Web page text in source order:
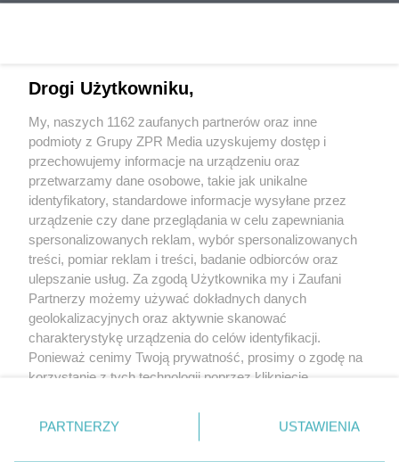
sprzettv@grupazpr.pl
+48 781 818
293
Drogi Użytkowniku,
My, naszych 1162 zaufanych partnerów oraz inne
podmioty z Grupy ZPR Media uzyskujemy dostęp i
przechowujemy informacje na urządzeniu oraz
przetwarzamy dane osobowe, takie jak unikalne
identyfikatory, standardowe informacje wysyłane przez
urządzenie czy dane przeglądania w celu zapewniania
spersonalizowanych reklam, wybór spersonalizowanych
treści, pomiar reklam i treści, badanie odbiorców oraz
ulepszanie usług. Za zgodą Użytkownika my i Zaufani
Partnerzy możemy używać dokładnych danych
geolokalizacyjnych oraz aktywnie skanować
charakterystykę urządzenia do celów identyfikacji.
Ponieważ cenimy Twoją prywatność, prosimy o zgodę na
korzystanie z tych technologii poprzez kliknięcie
zmienić/wycofać klikając przycisk ustawień prywatności
znajdujący się w lewym dolnym rogu strony
rodzaje przetwarzania danych nie wymagają zgody
PARTNERZY USTAWIENIA